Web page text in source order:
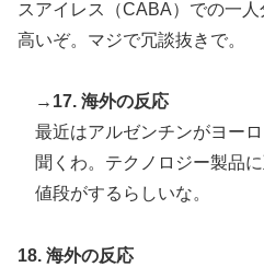
スアイレス（CABA）での一
高いぞ。マジで冗談抜きで。
→17. 海外の反応
最近はアルゼンチンがヨー
聞くわ。テクノロジー製品
値段がするらしいな。
18. 海外の反応